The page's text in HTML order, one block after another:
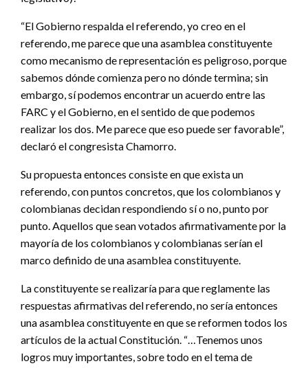
“El Gobierno respalda el referendo, yo creo en el
referendo, me parece que una asamblea constituyente
como mecanismo de representación es peligroso, porque
sabemos dónde comienza pero no dónde termina; sin
embargo, sí podemos encontrar un acuerdo entre las
FARC y el Gobierno, en el sentido de que podemos
realizar los dos. Me parece que eso puede ser favorable”,
declaró el congresista Chamorro.
Su propuesta entonces consiste en que exista un
referendo, con puntos concretos, que los colombianos y
colombianas decidan respondiendo sí o no, punto por
punto. Aquellos que sean votados afirmativamente por la
mayoría de los colombianos y colombianas serían el
marco definido de una asamblea constituyente.
La constituyente se realizaría para que reglamente las
respuestas afirmativas del referendo, no sería entonces
una asamblea constituyente en que se reformen todos los
artículos de la actual Constitución. “…Tenemos unos
logros muy importantes, sobre todo en el tema de